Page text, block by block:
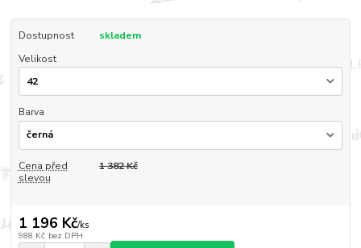
Dostupnost
skladem
Velikost
Barva
Cena před
slevou
1 382 Kč
1 196 Kč/ks
988 Kč bez DPH